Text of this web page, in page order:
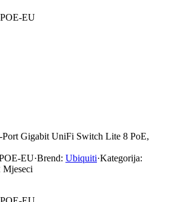
EU
Gigabit UniFi Switch Lite 8 PoE,
EU·Brend: Ubiquiti·Kategorija:
Mjeseci